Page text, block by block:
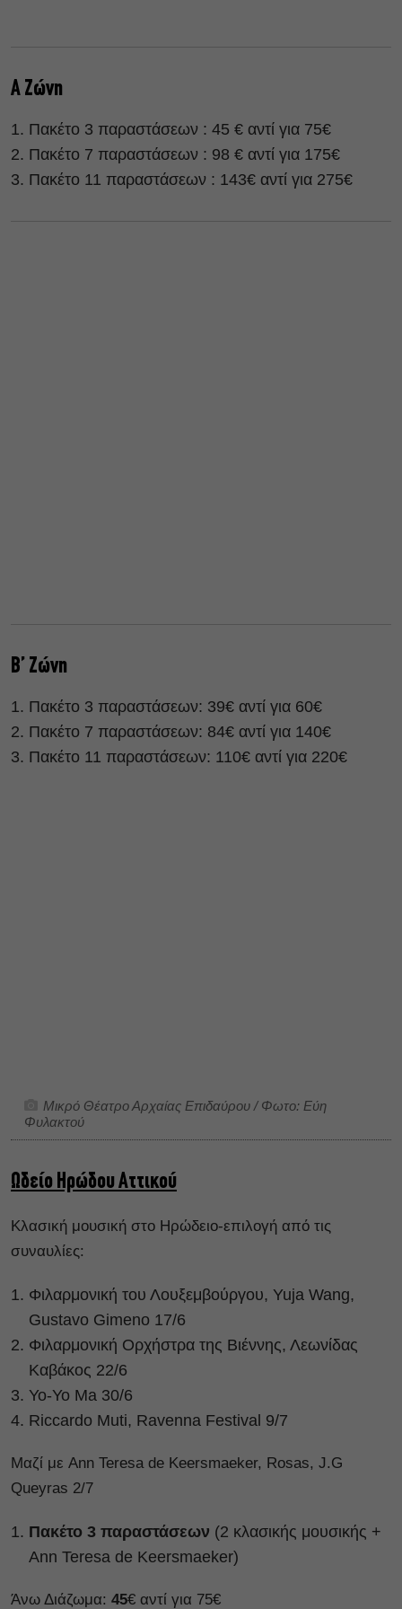
Α Ζώνη
Πακέτο 3 παραστάσεων : 45 € αντί για 75€
Πακέτο 7 παραστάσεων : 98 € αντί για 175€
Πακέτο 11 παραστάσεων : 143€ αντί για 275€
Β’ Ζώνη
Πακέτο 3 παραστάσεων: 39€ αντί για 60€
Πακέτο 7 παραστάσεων: 84€ αντί για 140€
Πακέτο 11 παραστάσεων: 110€ αντί για 220€
Μικρό Θέατρο Αρχαίας Επιδαύρου / Φωτο: Εύη
Φυλακτού
Ωδείο Ηρώδου Αττικού
Κλασική μουσική στο Ηρώδειο-επιλογή από τις
συναυλίες:
Φιλαρμονική του Λουξεμβούργου, Yuja Wang,
Gustavo Gimeno 17/6
Φιλαρμονική Ορχήστρα της Βιέννης, Λεωνίδας
Καβάκος 22/6
Υο-Υο Μa 30/6
Riccardo Muti, Ravenna Festival 9/7
Mαζί με Ann Teresa de Keersmaeker, Rosas, J.G
Queyras 2/7
Πακέτο 3 παραστάσεων (2 κλασικής μουσικής +
Ann Teresa de Keersmaeker)
Άνω Διάζωμα: 45€ αντί για 75€